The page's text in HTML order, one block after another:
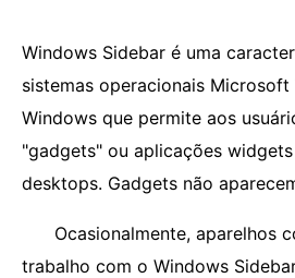
Windows Sidebar é uma
sistemas operacionais
Windows que permite aos
"gadgets" ou aplicações
desktops. Gadgets não
Ocasionalmente, aparelhos
trabalho com o Windows